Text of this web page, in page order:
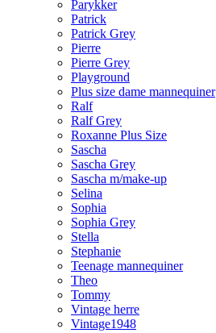
Parykker
Patrick
Patrick Grey
Pierre
Pierre Grey
Playground
Plus size dame mannequiner
Ralf
Ralf Grey
Roxanne Plus Size
Sascha
Sascha Grey
Sascha m/make-up
Selina
Sophia
Sophia Grey
Stella
Stephanie
Teenage mannequiner
Theo
Tommy
Vintage herre
Vintage1948